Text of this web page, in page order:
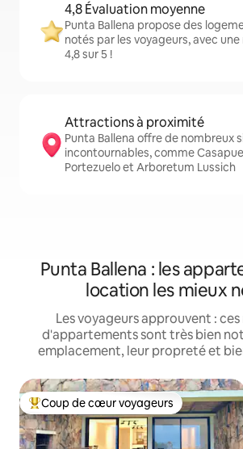
4,8 Évaluation moyenne
Punta Ballena propose des
notés par les voyageurs, avec
4,8 sur 5 !
Attractions à proximité
Punta Ballena offre de nombreux
incontournables, comme
Portezuelo et Arboretum Lussich
Punta Ballena : les
location les mieux
Les voyageurs approuvent :
d'appartements sont très bien
emplacement, leur propreté et
Coups de cœur voyageurs les plus
Coup de cœur voyageurs